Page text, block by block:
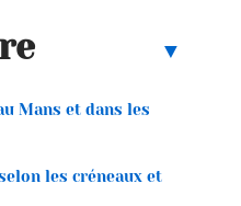
Mans et dans les
les créneaux et